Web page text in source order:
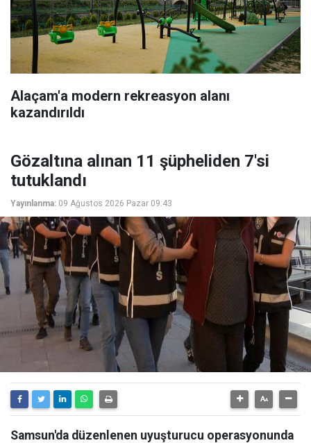
Alaçam'a modern rekreasyon alanı
kazandırıldı
Gözaltına alınan 11 şüpheliden 7'si
tutuklandı
Yayınlanma: 09 Ağustos 2026 Pazar 09:43
Samsun'da düzenlenen uyuşturucu operasyonunda